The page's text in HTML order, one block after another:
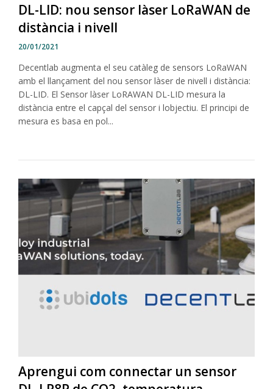
DL-LID: nou sensor làser LoRaWAN de
distància i nivell
20/01/2021
Decentlab augmenta el seu catàleg de sensors LoRaWAN
amb el llançament del nou sensor làser de nivell i distància:
DL-LID. El Sensor làser LoRAWAN DL-LID mesura la
distància entre el capçal del sensor i lobjectiu. El principi de
mesura es basa en pol...
Aprengui com connectar un sensor